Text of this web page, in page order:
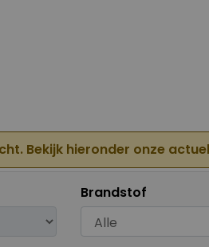
Bekijk hieronder onze
Brandstof